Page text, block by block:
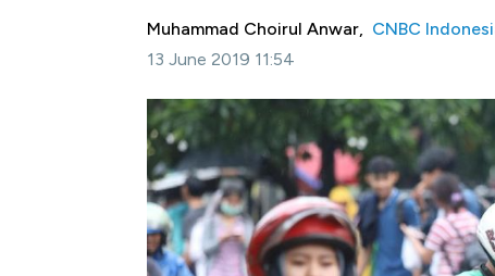
Muhammad Choirul Anwar, CNBC
13 June 2019 11:54